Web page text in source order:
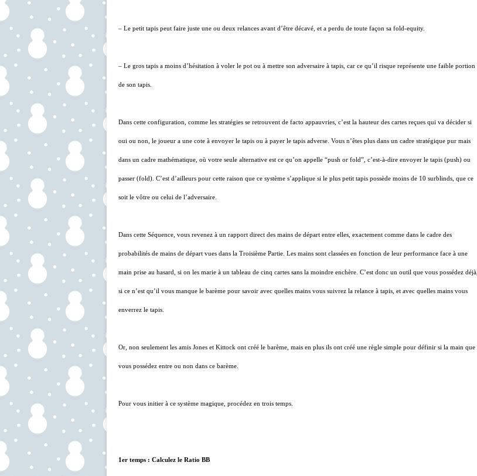
– Le petit tapis peut faire juste une ou deux relances avant d’être décavé, et a perdu de toute façon sa fold-equity.
– Le gros tapis a moins d’hésitation à voler le pot ou à mettre son adversaire à tapis, car ce qu’il risque représente une faible portion
de son tapis.
Dans cette configuration, comme les stratégies se retrouvent de facto appauvries, c’est la hauteur des cartes reçues qui va décider si
oui ou non, le joueur a une cote à envoyer le tapis ou à payer le tapis adverse. Vous n’êtes plus dans un cadre stratégique pur mais
dans un cadre mathématique, où votre seule alternative est ce qu’on appelle “push or fold”, c’est-à-dire envoyer le tapis (push) ou
passer (fold). C’est d’ailleurs pour cette raison que ce système s’applique si le plus petit tapis possède moins de 10 surblinds, que ce
soit le vôtre ou celui de l’adversaire.
Dans cette Séquence, vous revenez à un rapport direct des mains de départ entre elles, exactement comme dans le cadre des
probabilités de mains de départ vues dans la Troisième Partie. Les mains sont classées en fonction de leur performance face à une
main prise au hasard, si on les marie à un tableau de cinq cartes sans la moindre enchère. C’est donc un outil que vous possédez déjà,
si ce n’est qu’il vous manque le barème pour savoir avec quelles mains vous suivrez la relance à tapis, et avec quelles mains vous
enverrez le tapis.
Or, non seulement les amis Jones et Kittock ont créé le barème, mais en plus ils ont créé une règle simple pour définir si la main que
vous possédez entre ou non dans ce barème.
Pour vous initier à ce système magique, procédez en trois temps.
1er temps : Calculez le Ratio BB